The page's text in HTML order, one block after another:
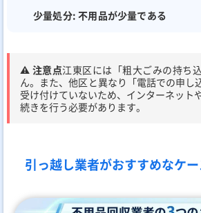
少量処分: 不用品が少量である
⚠️ 注意点江東区には「粗大ごみの持ち
ん。また、他区と異なり「電話での申し
受け付けていないため、インターネット
続きを行う必要があります。
引っ越し業者がおすすめなケ